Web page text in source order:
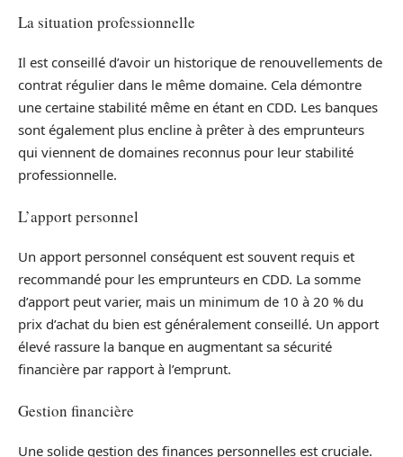
La situation professionnelle
Il est conseillé d’avoir un historique de renouvellements de
contrat régulier dans le même domaine. Cela démontre
une certaine stabilité même en étant en CDD. Les banques
sont également plus encline à prêter à des emprunteurs
qui viennent de domaines reconnus pour leur stabilité
professionnelle.
L’apport personnel
Un apport personnel conséquent est souvent requis et
recommandé pour les emprunteurs en CDD. La somme
d’apport peut varier, mais un minimum de 10 à 20 % du
prix d’achat du bien est généralement conseillé. Un apport
élevé rassure la banque en augmentant sa sécurité
financière par rapport à l’emprunt.
Gestion financière
Une solide gestion des finances personnelles est cruciale.